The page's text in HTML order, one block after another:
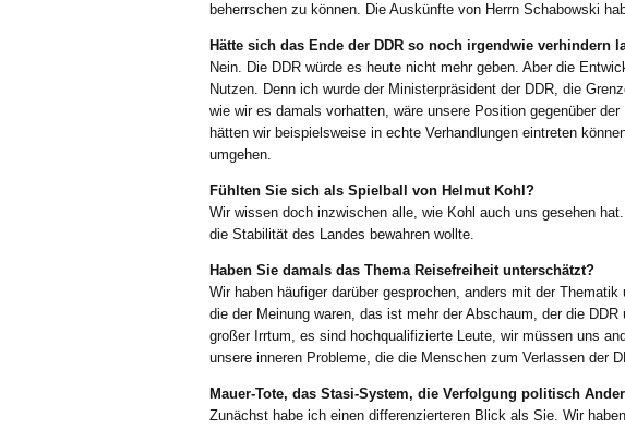
beherrschen zu können. Die Auskünfte von Herrn Schabowski
Hätte sich das Ende der DDR so noch irgendwie verhindern
Nein. Die DDR würde es heute nicht mehr geben. Aber die
Nutzen. Denn ich wurde der Ministerpräsident der DDR, die
wie wir es damals vorhatten, wäre unsere Position gegenüber
hätten wir beispielsweise in echte Verhandlungen eintreten
umgehen.
Fühlten Sie sich als Spielball von Helmut Kohl?
Wir wissen doch inzwischen alle, wie Kohl auch uns gesehen
die Stabilität des Landes bewahren wollte.
Haben Sie damals das Thema Reisefreiheit unterschätzt?
Wir haben häufiger darüber gesprochen, anders mit der
die der Meinung waren, das ist mehr der Abschaum, der die
großer Irrtum, es sind hochqualifizierte Leute, wir müssen uns
unsere inneren Probleme, die die Menschen zum Verlassen der
Mauer-Tote, das Stasi-System, die Verfolgung politisch
Zunächst habe ich einen differenzierteren Blick als Sie. Wir